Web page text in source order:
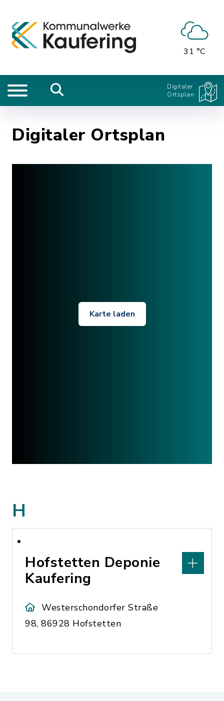
31 °C
Digitaler
Ortsplan
Digitaler Ortsplan
Karte laden
H
Hofstetten Deponie
Kaufering
Westerschondorfer Straße
98, 86928 Hofstetten